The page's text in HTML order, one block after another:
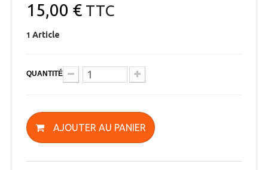
15,00 €TTC
1 Article
QUANTITÉ
AJOUTER AU PANIER